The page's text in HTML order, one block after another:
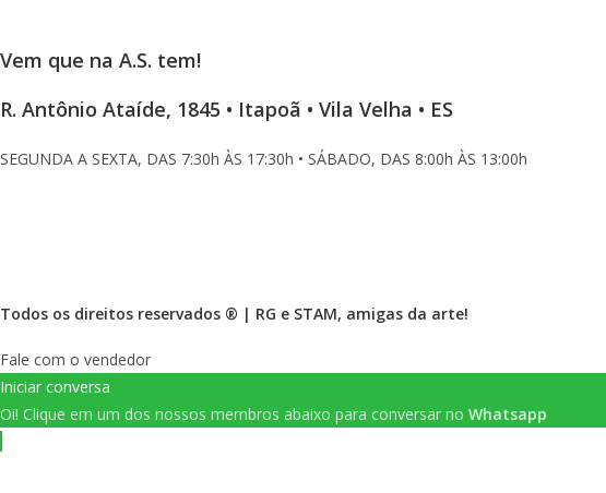
Vem que na A.S. tem!
R. Antônio Ataíde, 1845 • Itapoã • Vila Velha • ES
SEGUNDA A SEXTA, DAS 7:30h ÀS 17:30h • SÁBADO, DAS 8:00h ÀS 13:00h
Todos os direitos reservados ® | RG e STAM, amigas da arte!
Fale com o vendedor
Iniciar conversa
Oi! Clique em um dos nossos membros abaixo para conversar no Whatsapp